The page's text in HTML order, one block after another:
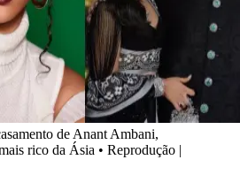
de Anant Ambani,
rico da Ásia • Reprodução |